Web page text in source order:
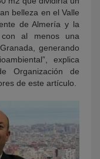
belleza en el Valle
de Almería y la
al menos una
generando
explica
Organización de
de este artículo.